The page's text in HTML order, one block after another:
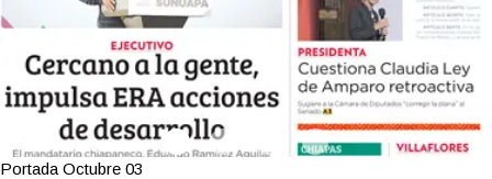
Portada Octubre 03